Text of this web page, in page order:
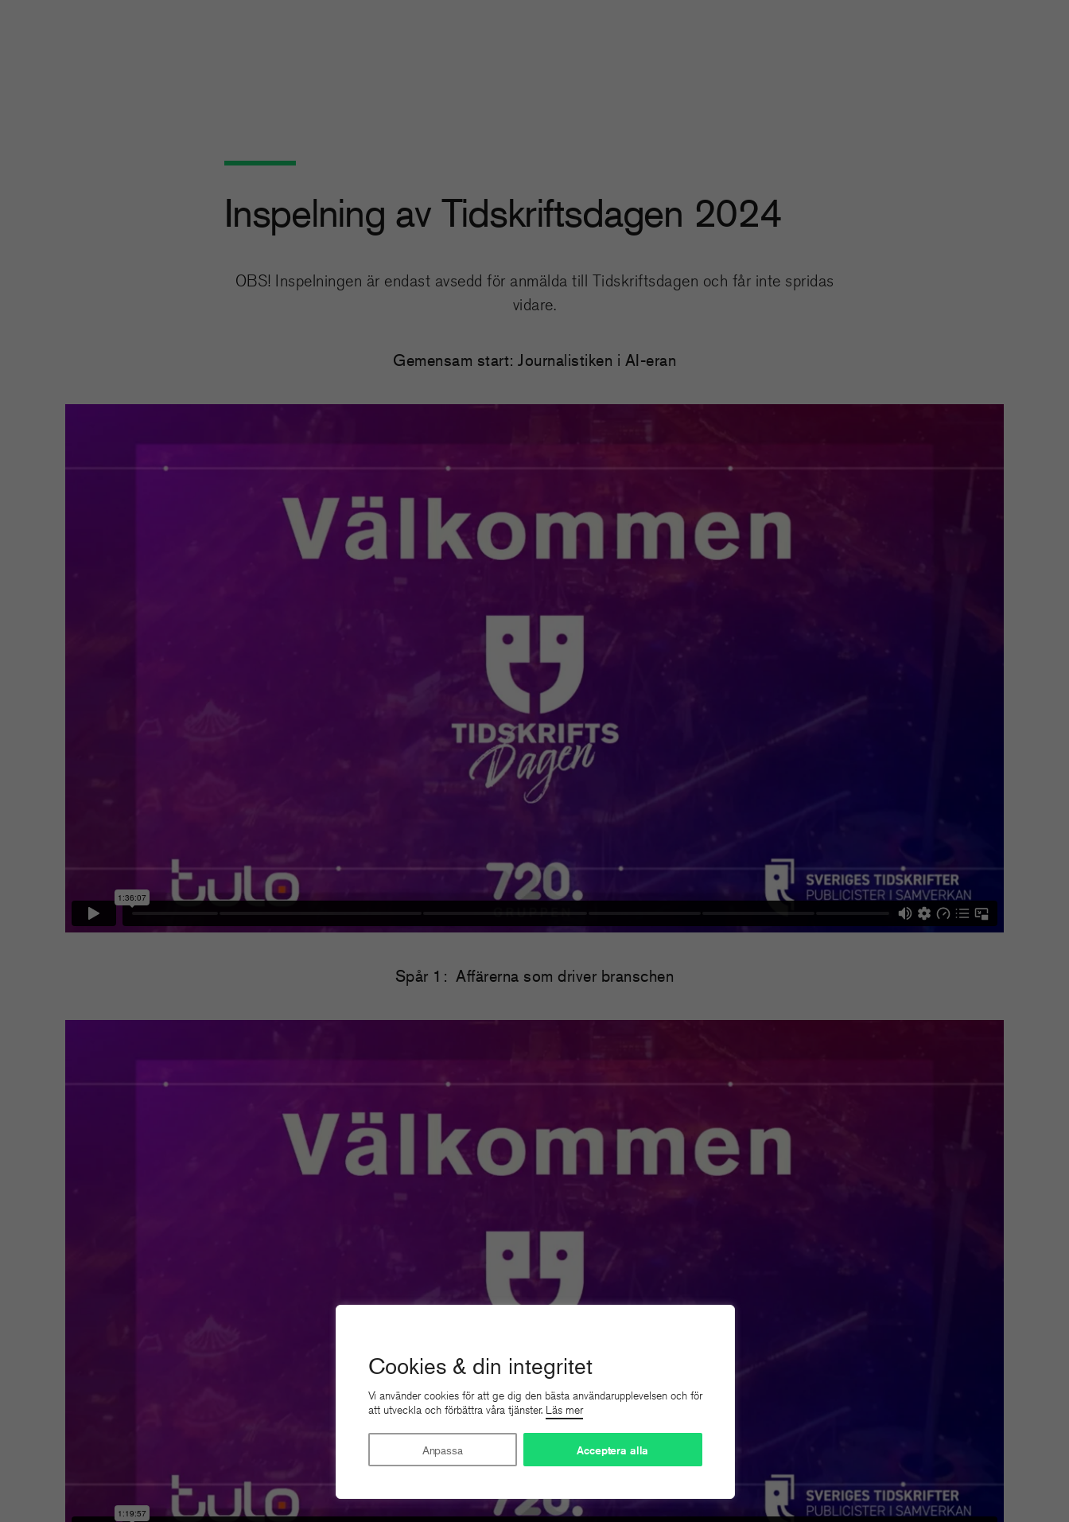
Cookies & din integritet
Vi använder cookies för att ge dig den bästa användarupplevelsen och för
att utveckla och förbättra våra tjänster. Läs mer
Anpassa Acceptera alla
Inspelning av Tidskriftsdagen 2024
OBS! Inspelningen är endast avsedd för anmälda till Tidskriftsdagen och får inte spridas
vidare.
Gemensam start: Journalistiken i AI-eran
Spår 1: Affärerna som driver branschen